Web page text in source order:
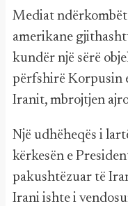
Mediat
amerikane
kundër një sërë
përfshirë Korpusin
Iranit, mbrojtjen
Një udhëheqës i
kërkesën e
pakushtëzuar të
Irani ishte i